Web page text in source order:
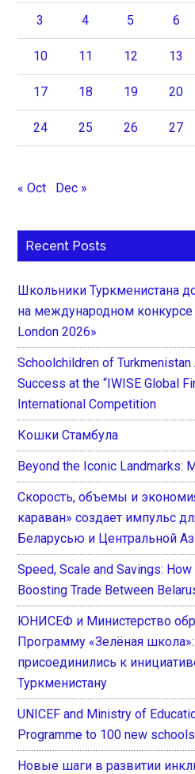
3 4 5 6
10 11 12 13
17 18 19 20
24 25 26 27
« Oct Dec »
Recent Posts
Школьники Туркменистана
на международном конкурсе
London 2026»
Schoolchildren of
Success at the “IWISE Global
International Competition
Кошки Стамбула
Beyond the Iconic Landmarks:
Скорость, объемы и
караван» создает импульс
Беларусью и Центральной
Speed, Scale and Savings:
Boosting Trade Between
ЮНИСЕФ и Министерство
Программу «Зелёная
присоединились к
Туркменистану
UNICEF and Ministry of
Programme to 100 new
Новые шаги в развитии